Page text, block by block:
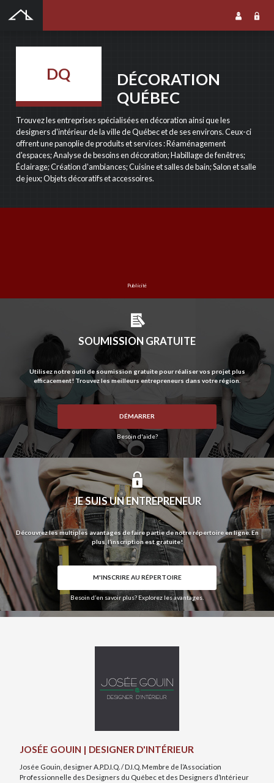
SOUMISSION GRATUITE
SOUMISSION GRATUITE
Notre outil de soumission gratuite en ligne vous permet de rejoindre une foule
dentrepreneurs qualifiés dans le domaine que vous recherchez. Les entrepreneurs
reçoivent votre soumission, puis prennent contact avec vous pour la suite du projet. Cest
simple, rapide et efficace!
# DE TÉLÉPHONE
ADRESSE
CODE POSTAL
CATÉGORIE
FICHIERS
DQ
DÉCORATION
QUÉBEC
Trouvez les entreprises spécialisées en décoration ainsi que les
designers d'intérieur de la ville de Québec et de ses environs. Ceux-ci
offrent une panoplie de produits et services : Réaménagement
d'espaces; Analyse de besoins en décoration; Habillage de fenêtres;
Éclairage; Création d'ambiances; Cuisine et salles de bain; Salon et salle
de jeux; Objets décoratifs et accessoires.
Publicité
SOUMISSION GRATUITE
Utilisez notre outil de soumission gratuite pour réaliser vos projet plus
efficacement! Trouvez les meilleurs entrepreneurs dans votre région.
DÉMARRER
Besoin d'aide?
JE SUIS UN ENTREPRENEUR
Découvrez les multiples avantages de faire partie de notre répertoire en ligne. En
plus, l’inscription est gratuite!
M'INSCRIRE AU RÉPERTOIRE
Besoin d’en savoir plus? Explorez les avantages.
JOSÉE GOUIN | DESIGNER D'INTÉRIEUR
Josée Gouin, designer A.P.D.I.Q. / D.I.Q. Membre de l’Association
Professionnelle des Designers du Québec et des Designers d’Intérieur